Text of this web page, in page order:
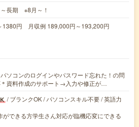
～長期 ※8月～！
1380円 月収例 189,000円～193,200円
ソコンのログインやパスワード忘れた！の問
資料作成のサポート→入力や修正が…
/ ブランクOK / パソコンスキル不要 / 英語力
ができる方学生さん対応が臨機応変にできる